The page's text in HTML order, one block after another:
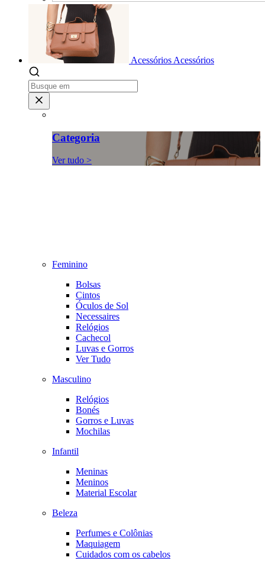
Acessórios Acessórios
Categoria
Ver tudo >
Feminino
Bolsas
Cintos
Óculos de Sol
Necessaires
Relógios
Cachecol
Luvas e Gorros
Ver Tudo
Masculino
Relógios
Bonés
Gorros e Luvas
Mochilas
Infantil
Meninas
Meninos
Material Escolar
Beleza
Perfumes e Colônias
Maquiagem
Cuidados com os cabelos